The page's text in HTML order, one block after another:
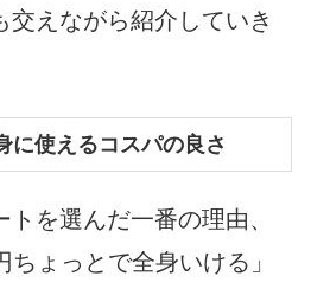
交えながら紹介していき
に使えるコスパの良さ
を選んだ一番の理由、
ょっとで全身いける」